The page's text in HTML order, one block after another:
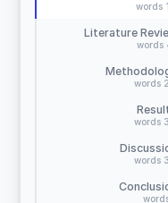
Literature